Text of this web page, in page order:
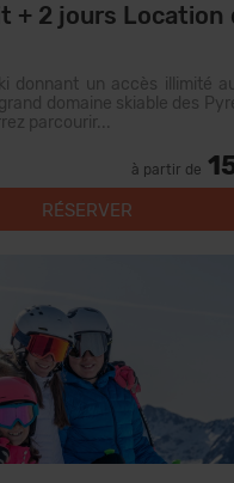
+ 2 jours Location
donnant un accès illimité
domaine skiable des
parcourir...
à partir de
RÉSERVER